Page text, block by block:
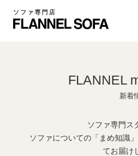
ソファ専門店
FLANNEL
新着
ソファ専門ス
ソファについての「まめ知識
てお届け